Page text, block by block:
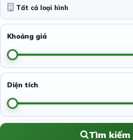
Khoảng giá
Diện tích
Tìm kiếm